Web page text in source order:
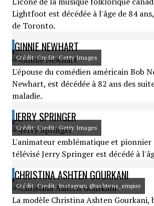
Lightfoot est décédée à l'âge de 84
de Toronto.
GINNIE NEWHART
Crédit: Credit: Getty Images
L'épouse du comédien américain Bob
Newhart, est décédée à 82 ans des
maladie.
JERRY SPRINGER
Crédit: Credit: Getty Images
L'animateur emblématique et pionnier
télévisé Jerry Springer est décédé à
CHRISTINA ASHTEN GOURKANI
Crédit: Credit: Instagram @ashtens_empire
La modèle Christina Ashten Gourkani,